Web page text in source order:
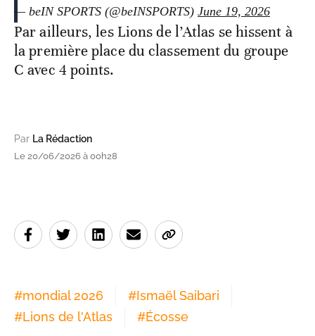
— beIN SPORTS (@beINSPORTS) June 19, 2026
Par ailleurs, les Lions de l’Atlas se hissent à
la première place du classement du groupe
C avec 4 points.
Par La Rédaction
Le 20/06/2026 à 00h28
#mondial 2026 #Ismaël Saibari
#Lions de l'Atlas #Écosse